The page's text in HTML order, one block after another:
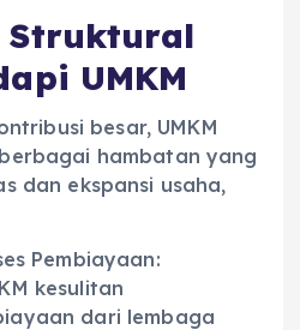
Struktural
UMKM
besar, UMKM
hambatan yang
dan ekspansi usaha,
Pembiayaan:
kesulitan
dari lembaga